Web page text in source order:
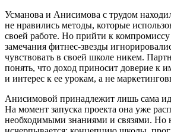
Усманова и Анисимова с трудом
не нравились методы, которые
своей работе. Но прийти к
замечания фитнес-звезды
чувствовать в своей школе никем.
понять, что доход приносит доверие к
и интерес к ее урокам, а не
Анисимовой принадлежит лишь сама
На момент запуска проекта она уже
необходимыми знаниями и связями. Но